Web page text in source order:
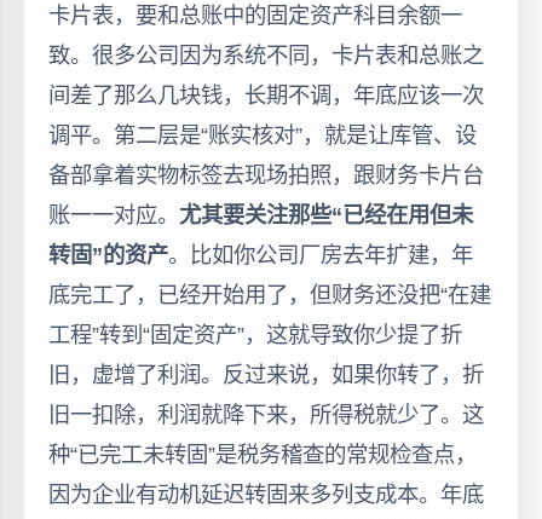
卡片表，要和总账中的固定资产科目余额一
致。很多公司因为系统不同，卡片表和总账之
间差了那么几块钱，长期不调，年底应该一次
调平。第二层是“账实核对”，就是让库管、设
备部拿着实物标签去现场拍照，跟财务卡片台
账一一对应。 尤其要关注那些“已经在用但未
转固”的资产。比如你公司厂房去年扩建，年
底完工了，已经开始用了，但财务还没把“在建
工程”转到“固定资产”，这就导致你少提了折
旧，虚增了利润。反过来说，如果你转了，折
旧一扣除，利润就降下来，所得税就少了。这
种“已完工未转固”是税务稽查的常规检查点，
因为企业有动机延迟转固来多列支成本。年底